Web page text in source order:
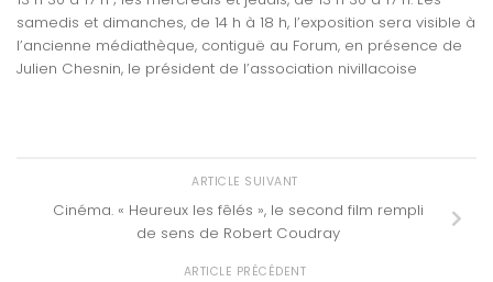
samedis et dimanches, de 14 h à 18 h, l’exposition sera visible à
l’ancienne médiathèque, contiguë au Forum, en présence de
Julien Chesnin, le président de l’association nivillacoise
ARTICLE SUIVANT
Cinéma. « Heureux les fêlés », le second film rempli
de sens de Robert Coudray
ARTICLE PRÉCÉDENT